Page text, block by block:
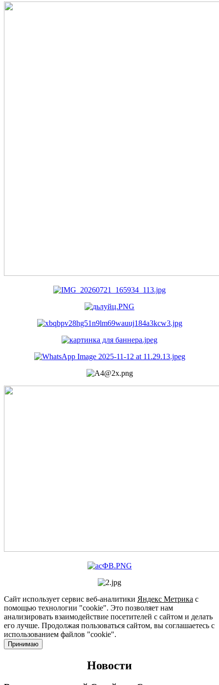
Сайт использует сервис веб-аналитики Яндекс Метрика с
помощью технологии "cookie". Это позволяет нам
анализировать взаимодействие посетителей с сайтом и делать
его лучше. Продолжая пользоваться сайтом, вы соглашаетесь с
использованием файлов "cookie".
Принимаю
Новости